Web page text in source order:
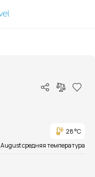
28 °C
August средняя температура